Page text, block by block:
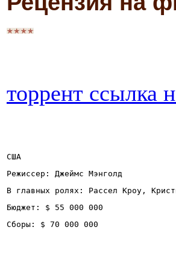
торрент ссылка
США
Режиссер: Джеймс Мэнголд
В главных ролях: Рассел Кроу,
Бюджет: $ 55 000 000
Сборы: $ 70 000 000